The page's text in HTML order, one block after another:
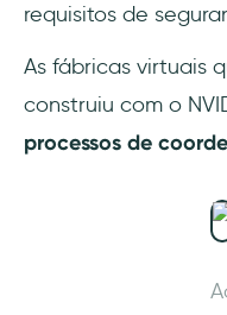
requisitos de
As fábricas virtuais
construiu com o
processos de